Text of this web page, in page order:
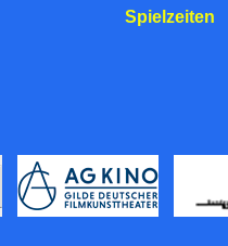
Spielzeiten